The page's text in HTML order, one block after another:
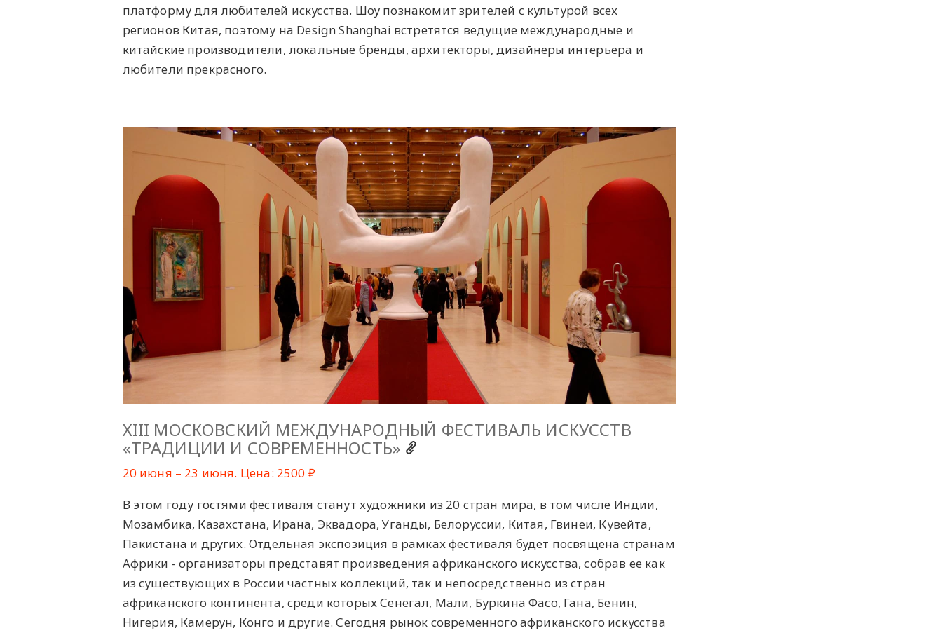
платформу для любителей искусства. Шоу познакомит зрителей с культурой всех
регионов Китая, поэтому на Design Shanghai встретятся ведущие международные и
китайские производители, локальные бренды, архитекторы, дизайнеры интерьера и
любители прекрасного.
ХIII МОСКОВСКИЙ МЕЖДУНАРОДНЫЙ ФЕСТИВАЛЬ ИСКУССТВ
«ТРАДИЦИИ И СОВРЕМЕННОСТЬ»
20 июня – 23 июня. Цена: 2500 ₽
В этом году гостями фестиваля станут художники из 20 стран мира, в том числе Индии,
Мозамбика, Казахстана, Ирана, Эквадора, Уганды, Белоруссии, Китая, Гвинеи, Кувейта,
Пакистана и других. Отдельная экспозиция в рамках фестиваля будет посвящена странам
Африки - организаторы представят произведения африканского искусства, собрав ее как
из существующих в России частных коллекций, так и непосредственно из стран
африканского континента, среди которых Сенегал, Мали, Буркина Фасо, Гана, Бенин,
Нигерия, Камерун, Конго и другие. Сегодня рынок современного африканского искусства